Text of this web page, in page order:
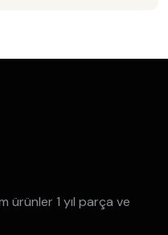
ürünler 1 yıl parça ve